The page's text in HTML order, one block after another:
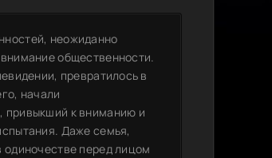
неожиданно
общественности.
превратилось в
начали
привыкший к вниманию и
Даже семья,
одиночестве перед лицом